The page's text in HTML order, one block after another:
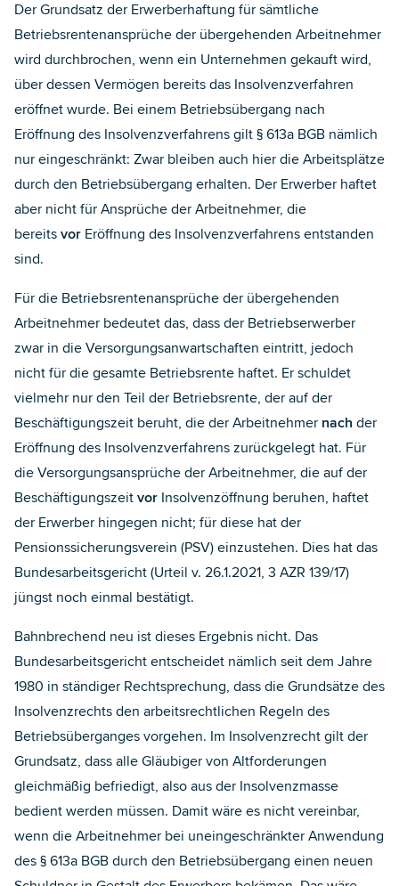
Der Grundsatz der Erwerberhaftung für sämtliche
Betriebsrentenansprüche der übergehenden Arbeitnehmer
wird durchbrochen, wenn ein Unternehmen gekauft wird,
über dessen Vermögen bereits das Insolvenzverfahren
eröffnet wurde. Bei einem Betriebsübergang nach
Eröffnung des Insolvenzverfahrens gilt § 613a BGB nämlich
nur eingeschränkt: Zwar bleiben auch hier die Arbeitsplätze
durch den Betriebsübergang erhalten. Der Erwerber haftet
aber nicht für Ansprüche der Arbeitnehmer, die
bereits vor Eröffnung des Insolvenzverfahrens entstanden
sind.
Für die Betriebsrentenansprüche der übergehenden
Arbeitnehmer bedeutet das, dass der Betriebserwerber
zwar in die Versorgungsanwartschaften eintritt, jedoch
nicht für die gesamte Betriebsrente haftet. Er schuldet
vielmehr nur den Teil der Betriebsrente, der auf der
Beschäftigungszeit beruht, die der Arbeitnehmer nach der
Eröffnung des Insolvenzverfahrens zurückgelegt hat. Für
die Versorgungsansprüche der Arbeitnehmer, die auf der
Beschäftigungszeit vor Insolvenzöffnung beruhen, haftet
der Erwerber hingegen nicht; für diese hat der
Pensionssicherungsverein (PSV) einzustehen. Dies hat das
Bundesarbeitsgericht (Urteil v. 26.1.2021, 3 AZR 139/17)
jüngst noch einmal bestätigt.
Bahnbrechend neu ist dieses Ergebnis nicht. Das
Bundesarbeitsgericht entscheidet nämlich seit dem Jahre
1980 in ständiger Rechtsprechung, dass die Grundsätze des
Insolvenzrechts den arbeitsrechtlichen Regeln des
Betriebsüberganges vorgehen. Im Insolvenzrecht gilt der
Grundsatz, dass alle Gläubiger von Altforderungen
gleichmäßig befriedigt, also aus der Insolvenzmasse
bedient werden müssen. Damit wäre es nicht vereinbar,
wenn die Arbeitnehmer bei uneingeschränkter Anwendung
des § 613a BGB durch den Betriebsübergang einen neuen